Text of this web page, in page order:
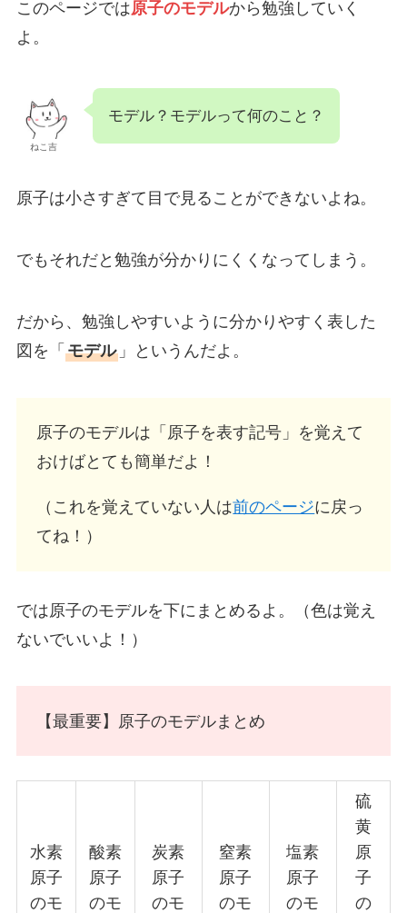
このページでは原子のモデルから勉強していく
よ。
ねこ吉
モデル？モデルって何のこと？
原子は小さすぎて目で見ることができないよね。
でもそれだと勉強が分かりにくくなってしまう。
だから、勉強しやすいように分かりやすく表した
図を「 モデル」というんだよ。
原子のモデルは「原子を表す記号」を覚えて
おけばとても簡単だよ！
（これを覚えていない人は前のページに戻っ
てね！）
では原子のモデルを下にまとめるよ。（色は覚え
ないでいいよ！）
【最重要】原子のモデルまとめ
水素
原子
のモ
酸素
原子
のモ
炭素
原子
のモ
窒素
原子
のモ
塩素
原子
のモ
硫
黄
原
子
の